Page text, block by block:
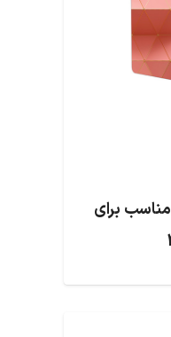
برچسب تزئینی طرحpolygon12مناسب برای